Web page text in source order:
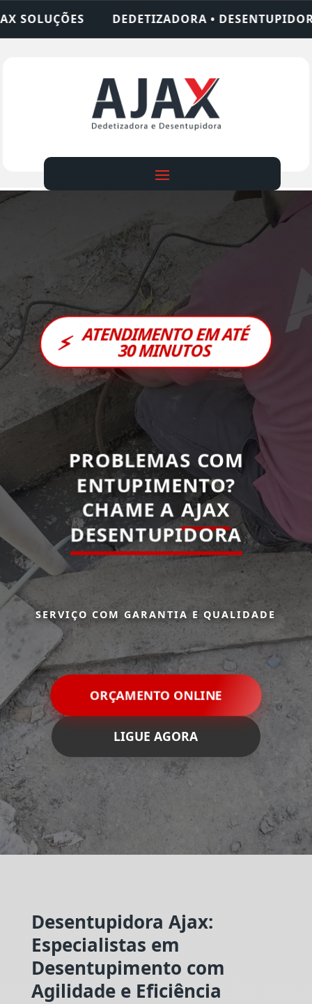
• DESENTUPIDORA • LIMPEZA DE
⚡ ATENDIMENTO EM ATÉ
30 MINUTOS
PROBLEMAS COM
ENTUPIMENTO?
CHAME A AJAX
DESENTUPIDORA
SERVIÇO COM GARANTIA E QUALIDADE
ORÇAMENTO ONLINE
LIGUE AGORA
Desentupidora Ajax:
Especialistas em
Desentupimento com
Agilidade e Eficiência